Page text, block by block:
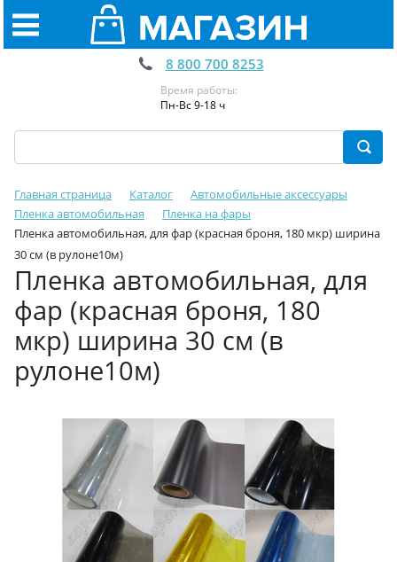
8 800 700 8253
Время работы:
Пн-Вс 9-18 ч
Главная страница Каталог
Автомобильные аксессуары
Пленка автомобильная
Пленка на фары
Пленка автомобильная, для фар (красная броня, 180 мкр) ширина
30 см (в рулоне10м)
Пленка автомобильная, для
фар (красная броня, 180
мкр) ширина 30 см (в
рулоне10м)